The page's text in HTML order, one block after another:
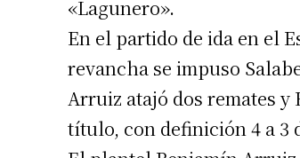
«Lagunero».
En el partido de ida en el
revancha se impuso
Arruiz atajó dos remates
título, con definición 4 a 3